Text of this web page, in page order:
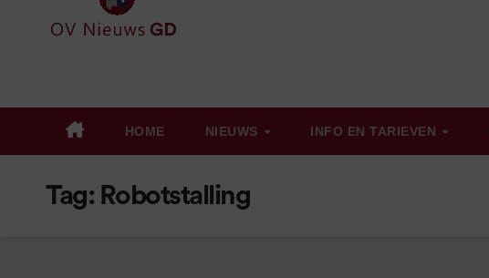
HOME NIEUWS INFO EN TARIEVEN
Tag: Robotstalling